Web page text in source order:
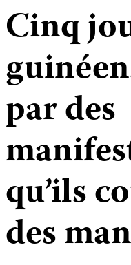
Cinq
par des
qu’ils
des